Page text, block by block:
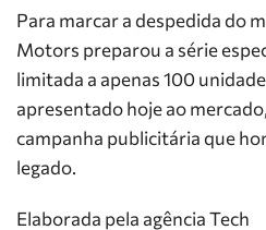
Para marcar a despedida do
Motors preparou a série
limitada a apenas 100
apresentado hoje ao
campanha publicitária que
legado.
Elaborada pela agência Tech